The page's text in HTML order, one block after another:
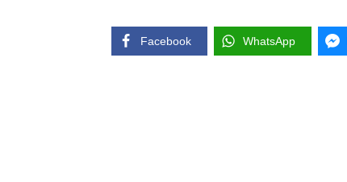
Facebook WhatsApp